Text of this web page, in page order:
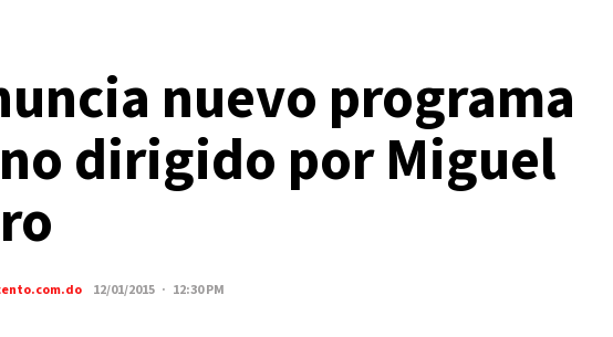
nuevo programa
dirigido por Miguel
12/01/2015 · 12:30 PM